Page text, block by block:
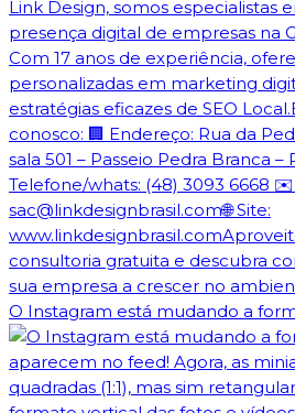
O Instagram está mudando a